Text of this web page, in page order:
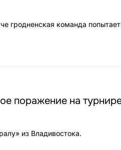
гродненская команда
поражение на
из Владивостока.